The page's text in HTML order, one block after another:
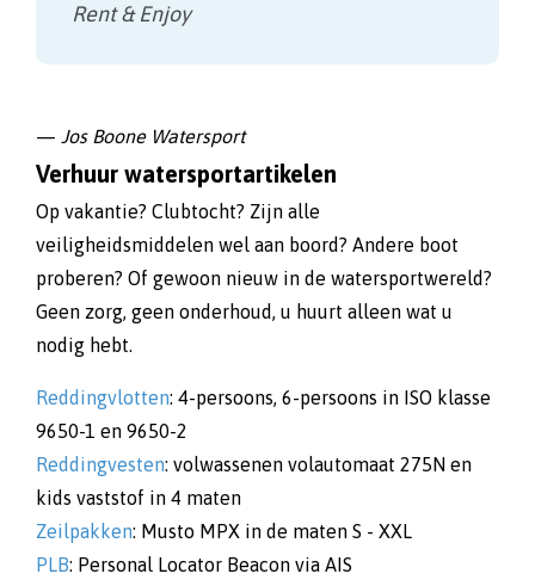
Rent & Enjoy
— Jos Boone Watersport
Verhuur watersportartikelen
Op vakantie? Clubtocht? Zijn alle
veiligheidsmiddelen wel aan boord? Andere boot
proberen? Of gewoon nieuw in de watersportwereld?
Geen zorg, geen onderhoud, u huurt alleen wat u
nodig hebt.
Reddingvlotten: 4-persoons, 6-persoons in ISO klasse
9650-1 en 9650-2
Reddingvesten: volwassenen volautomaat 275N en
kids vaststof in 4 maten
Zeilpakken: Musto MPX in de maten S - XXL
PLB: Personal Locator Beacon via AIS